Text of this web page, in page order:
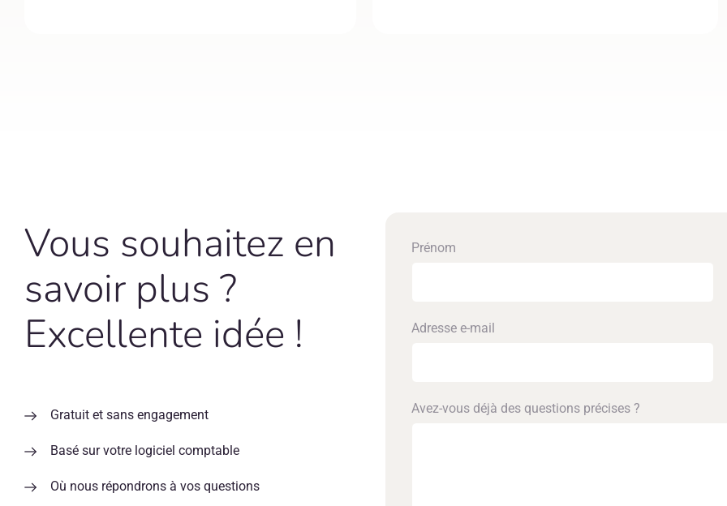
Vous souhaitez en
savoir plus ?
Excellente idée !
Gratuit et sans engagement
Basé sur votre logiciel comptable
Où nous répondrons à vos questions
Prénom
Adresse e-mail
Avez-vous déjà des questions précises ?